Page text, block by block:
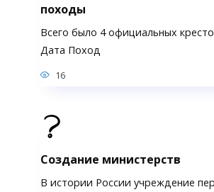
походы
Всего было 4 официальных
Дата Поход
16
Создание министерств
В истории России учреждение